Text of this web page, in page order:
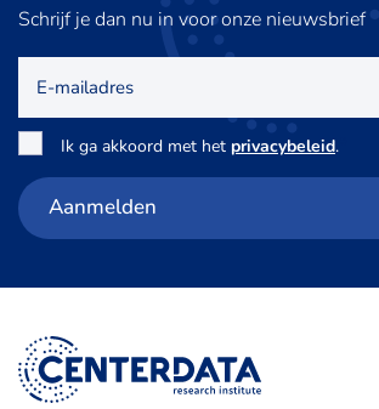
Schrijf je dan nu in voor onze nieuwsbrief
mailadres
Toestemming
Ik ga akkoord met het privacybeleid.
Aanmelden